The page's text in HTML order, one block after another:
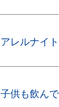
アレルナイ
子供も飲ん